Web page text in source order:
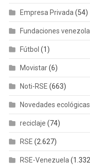
Empresa Privada (54)
Fundaciones
Fútbol (1)
Movistar(6)
Noti-RSE (663)
Novedades ecológicas
reciclaje (74)
RSE (2.627)
RSE-Venezuela